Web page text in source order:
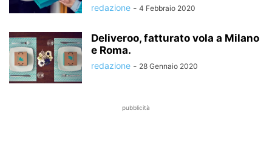
redazione - 4 Febbraio 2020
Deliveroo, fatturato vola a Milano
e Roma.
redazione - 28 Gennaio 2020
pubblicità